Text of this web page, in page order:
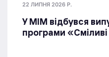
22 ЛИПНЯ 2026 Р.
У МІМ відбувся
програми